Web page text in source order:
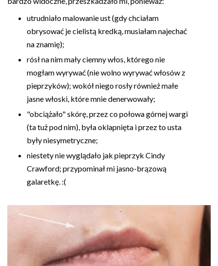
utrudniało malowanie ust (gdy chciałam
obrysować je cielistą kredką, musiałam najechać
na znamię);
rósł na nim mały ciemny włos, którego nie
mogłam wyrywać (nie wolno wyrywać włosów z
pieprzyków); wokół niego rosły również małe
jasne włoski, które mnie denerwowały;
"obciążało" skórę, przez co połowa górnej wargi
(ta tuż pod nim), była oklapnięta i przez to usta
były niesymetryczne;
niestety nie wyglądało jak pieprzyk Cindy
Crawford; przypominał mi jasno-brązową
galaretkę. :(